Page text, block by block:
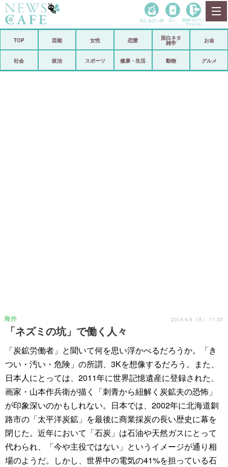
政治
当たる占い師 占い 登録• ログイン
マイルーム
TOP 芸能 女性 恋愛
面白ネタ
雑学
お金
社会 政治 スポーツ 健康・生活 動物 グルメ
「ネズミの坑」で働く人々
海外 2014.4.9（水） 11:30
「炭鉱労働者」と聞いて何を思い浮かべるだろうか。「き
つい・汚い・危険」の所謂、3Kを想像するだろう。また、
日本人にとっては、2011年に世界記憶遺産に登録された、
画家・山本作兵衛が描く「刺青から紐解く炭鉱夫の恐怖」
が印象深いのかもしれない。日本では、2002年に北海道釧
路市の「太平洋炭鉱」を最後に商業採炭の長い歴史に幕を
閉じた。近年において「石炭」は石油や天然ガスにとって
代わられ、「今や主役ではない」というイメージが通り相
場のようだ。しかし、世界中の電気の41%を担っている石